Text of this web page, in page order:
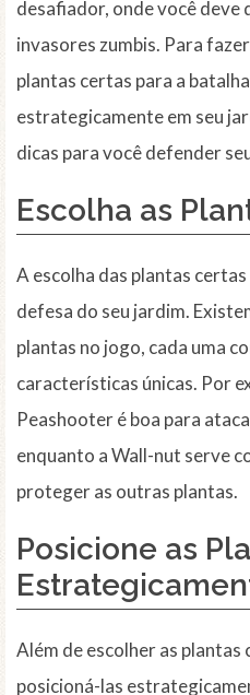
desafiador, onde você deve
invasores zumbis. Para
plantas certas para a
estrategicamente em seu
dicas para você defender
Escolha as
A escolha das plantas
defesa do seu jardim.
plantas no jogo, cada uma
características únicas. Por
Peashooter é boa para
enquanto a Wall-nut serve
proteger as outras plantas.
Posicione as
Além de escolher as
posicioná-las